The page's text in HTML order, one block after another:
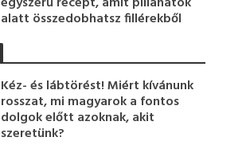
alatt összedobhatsz fillérekből
Kéz- és lábtörést! Miért kívánunk
rosszat, mi magyarok a fontos
dolgok előtt azoknak, akit
szeretünk?